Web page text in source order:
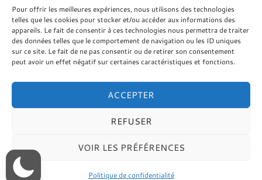
Pour offrir les meilleures expériences, nous utilisons des technologies
telles que les cookies pour stocker et/ou accéder aux informations des
appareils. Le fait de consentir à ces technologies nous permettra de traiter
des données telles que le comportement de navigation ou les ID uniques
sur ce site. Le fait de ne pas consentir ou de retirer son consentement
peut avoir un effet négatif sur certaines caractéristiques et fonctions.
ACCEPTER
REFUSER
VOIR LES PRÉFÉRENCES
Politique de confidentialité
ARTISTES ? POUR ALLER PLUS LOIN
😉
Site minier 9-9bis
La Télé de l’Agglo Henin Carvin
Ressources Musique Haute Fidélité
© 2026 Tux N Mix. Réalisation : Rosik.C Tous Droits
Réservés